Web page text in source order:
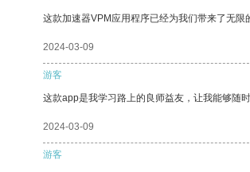
这款加速器VPM应用程序已经为我们带来了无限
2024-03-09
游客
这款app是我学习路上的良师益友，让我能够随
2024-03-09
游客